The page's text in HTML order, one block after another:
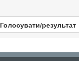
Голосувати/результат